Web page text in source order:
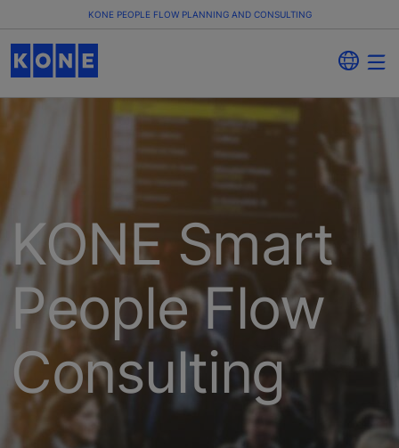
KONE PEOPLE FLOW PLANNING AND CONSULTING
KONE Smart
People Flow
Consulting